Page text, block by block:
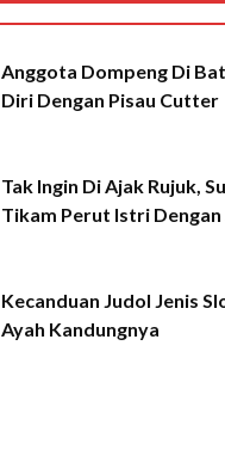
Anggota Dompeng Di
Diri Dengan Pisau Cutter
Tak Ingin Di Ajak Rujuk,
Tikam Perut Istri Dengan
Kecanduan Judol Jenis
Ayah Kandungnya